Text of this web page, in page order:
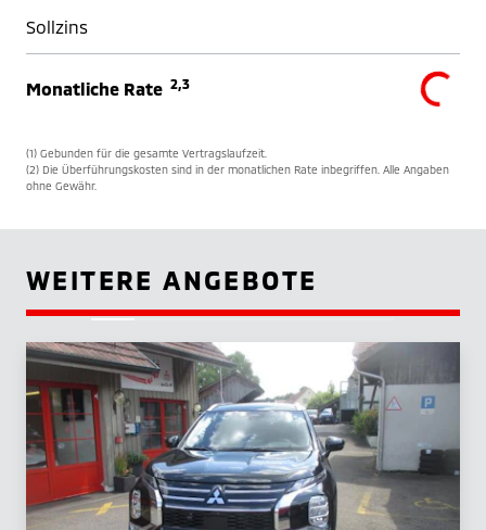
Sollzins
Monatliche Rate 2,3
(1) Gebunden für die gesamte Vertragslaufzeit.
(2) Die Überführungskosten sind in der monatlichen Rate inbegriffen. Alle Angaben
ohne Gewähr.
WEITERE ANGEBOTE